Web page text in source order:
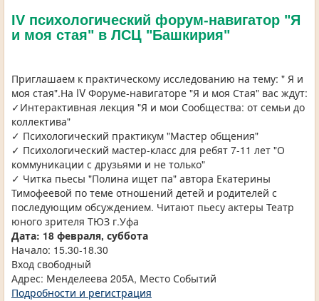
IV психологический форум-навигатор "Я
и моя стая" в ЛСЦ "Башкирия"
Приглашаем к практическому исследованию на тему: " Я и
моя стая".На IV Форуме-навигаторе "Я и моя Стая" вас ждут:
✓Интерактивная лекция "Я и мои Сообщества: от семьи до
коллектива"
✓ Психологический практикум "Мастер общения"
✓ Психологический мастер-класс для ребят 7-11 лет "О
коммуникации с друзьями и не только"
✓ Читка пьесы "Полина ищет па" автора Екатерины
Тимофеевой по теме отношений детей и родителей с
последующим обсуждением. Читают пьесу актеры Театр
юного зрителя ТЮЗ г.Уфа
Дата: 18 февраля, суббота
Начало: 15.30-18.30
Вход свободный
Адрес: Менделеева 205А, Место Событий
Подробности и регистрация